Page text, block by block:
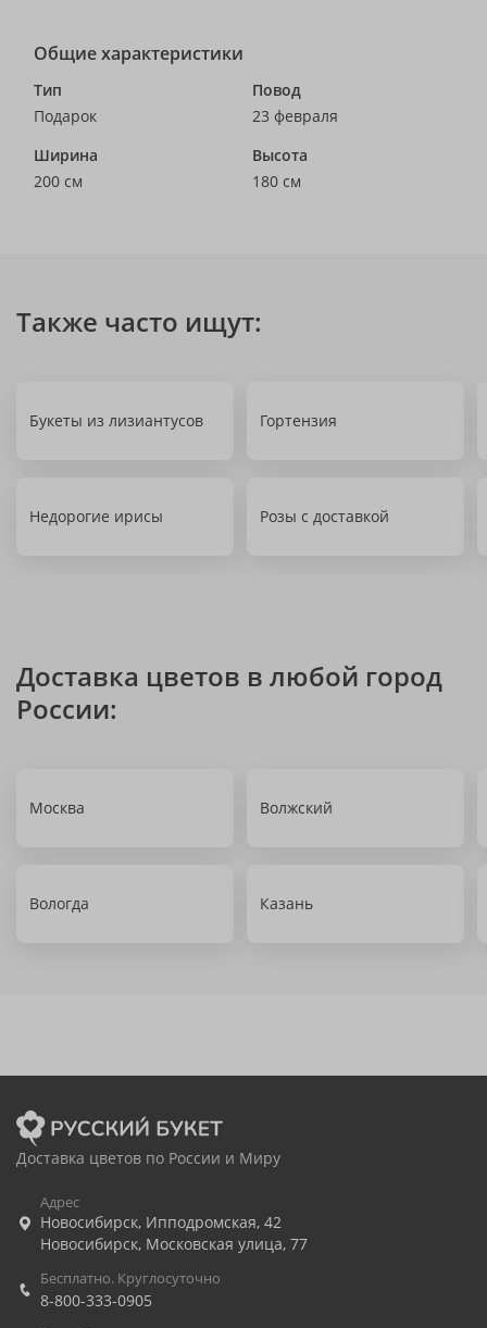
Общие характеристики
Тип
Подарок
Повод
23 февраля
Ширина
200 см
Высота
180 см
Также часто ищут:
Букеты из лизиантусов Гортензия
Недорогие ирисы Розы с доставкой
Доставка цветов в любой город
России:
Москва Волжский
Вологда Казань
Доставка цветов по России и Миру
Адрес
Новосибирск, Ипподромская, 42
Новосибирск, Московская улица, 77
Бесплатно. Круглосуточно
8-800-333-0905